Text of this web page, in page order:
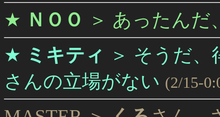
★ ＮＯＯ ＞ あったんだ
★ ミキティ ＞ そうだ、
さんの立場がない (2/15-